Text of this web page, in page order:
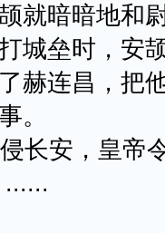
就暗暗地和
城垒时，安
赫连昌，把
。
安，皇帝